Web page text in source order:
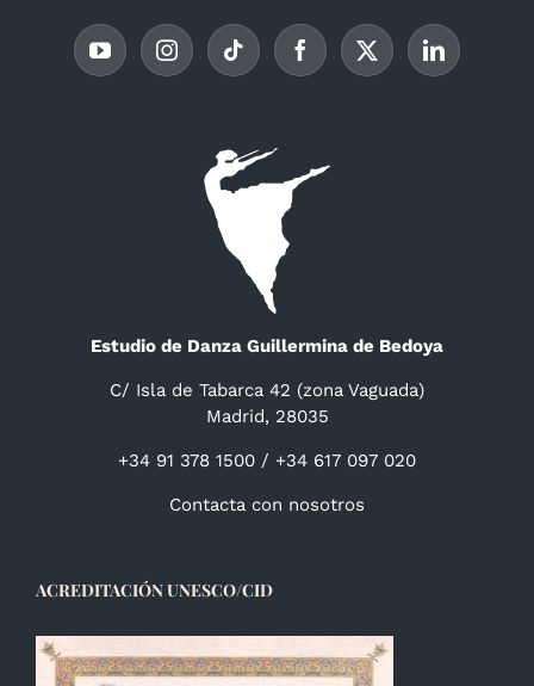
Estudio de Danza Guillermina de Bedoya
C/ Isla de Tabarca 42 (zona Vaguada)
Madrid, 28035
+34 91 378 1500 / +34 617 097 020
Contacta con nosotros
ACREDITACIÓN UNESCO/CID